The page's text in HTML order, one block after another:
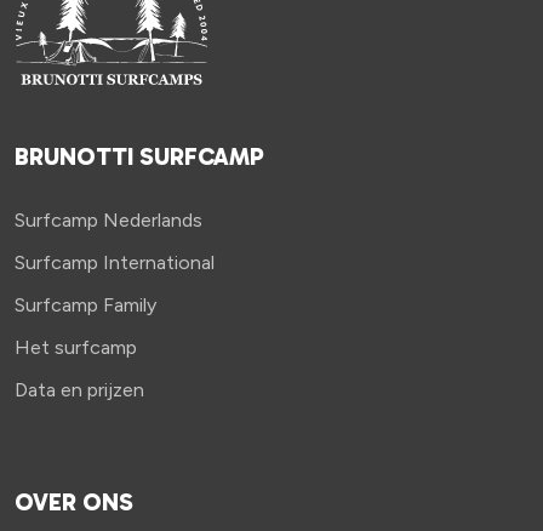
BRUNOTTI SURFCAMP
Surfcamp Nederlands
Surfcamp International
Surfcamp Family
Het surfcamp
Data en prijzen
OVER ONS